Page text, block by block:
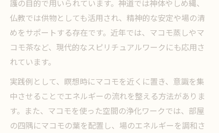
護の目的で用いられています。神道では神体やしめ縄、
仏教では供物としても活用され、精神的な安定や場の清
めをサポートする存在です。近年では、マコモ蒸しやマ
コモ茶など、現代的なスピリチュアルワークにも応用さ
れています。
実践例として、瞑想時にマコモを近くに置き、意識を集
中させることでエネルギーの流れを整える方法がありま
す。また、マコモを使った空間の浄化ワークでは、部屋
の四隅にマコモの葉を配置し、場のエネルギーを調和さ